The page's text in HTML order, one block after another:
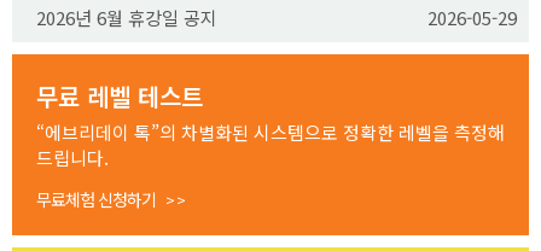
2026년 6월 휴강일 공지
2026-05-29
무료 레벨 테스트
“에브리데이 톡”의 차별화된 시스템으로 정확한 레벨을 측정해
드립니다.
무료체험 신청하기 > >